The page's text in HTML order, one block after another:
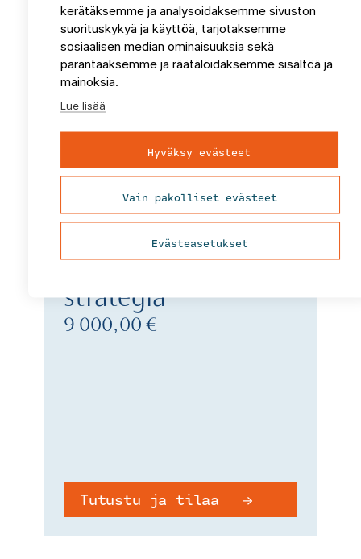
Tutustu ja tilaa
Maankäyttösuunnittelu ja kaavoitus
Rantarakentamisen
strategia
9 000,00 €
Tutustu ja tilaa
kerätäksemme ja analysoidaksemme sivuston
suorituskykyä ja käyttöä, tarjotaksemme
sosiaalisen median ominaisuuksia sekä
parantaaksemme ja räätälöidäksemme sisältöä ja
mainoksia.
Lue lisää
Hyväksy evästeet
Vain pakolliset evästeet
Evästeasetukset